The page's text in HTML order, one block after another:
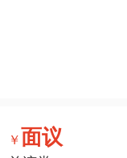
￥面议